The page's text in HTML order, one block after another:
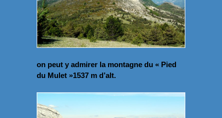
on peut y admirer la montagne du « Pied
du Mulet »1537 m d’alt.